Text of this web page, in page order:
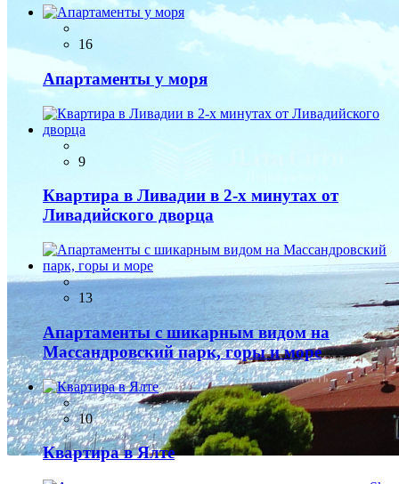
16
Апартаменты у моря
9
Квартира в Ливадии в 2-х минутах от
Ливадийского дворца
13
Апартаменты с шикарным видом на
Массандровский парк, горы и море
10
Квартира в Ялте